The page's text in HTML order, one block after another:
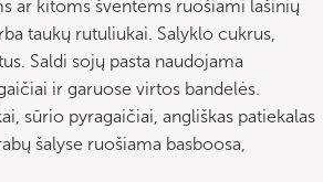
ar kitoms šventėms ruošiami lašinių
taukų rutuliukai. Salyklo cukrus,
Saldi sojų pasta naudojama
ir garuose virtos bandelės.
sūrio pyragaičiai, angliškas patiekalas
šalyse ruošiama basboosa,